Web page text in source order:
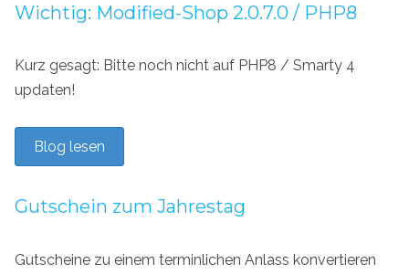
Wichtig: Modified-Shop 2.0.7.0 / PHP8
Kurz gesagt: Bitte noch nicht auf PHP8 / Smarty 4
updaten!
Blog lesen
Gutschein zum Jahrestag
Gutscheine zu einem terminlichen Anlass konvertieren